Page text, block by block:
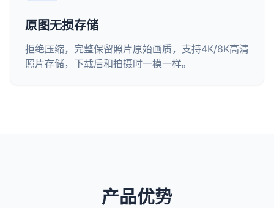
原图无损存储
拒绝压缩，完整保留照片原始画质，支持4K/8K高清
照片存储，下载后和拍摄时一模一样。
产品优势